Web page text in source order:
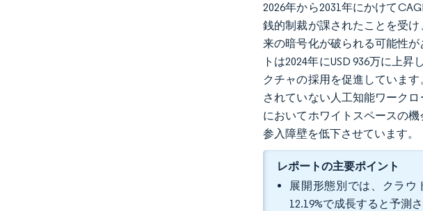
2026年から2031年にかけて
銭的制裁が課されたことを受
来の暗号化が破られる可能性
トは2024年にUSD 936万に上
クチャの採用を促進していま
されていない人工知能ワーク
においてホワイトスペースの
参入障壁を低下させています。
レポートの主要ポイント
展開形態別では、クラウ
12.19%で成長すると予測さ